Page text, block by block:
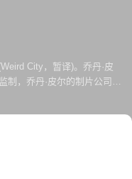
City，暂译)。乔丹·皮
制，乔丹·皮尔的制片公司
素，共6集，每集半小时。